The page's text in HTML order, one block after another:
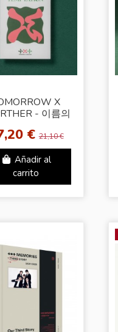
X
- 이름의
Ver. -
Photobook]
€21,10 €
Añadir al
carrito